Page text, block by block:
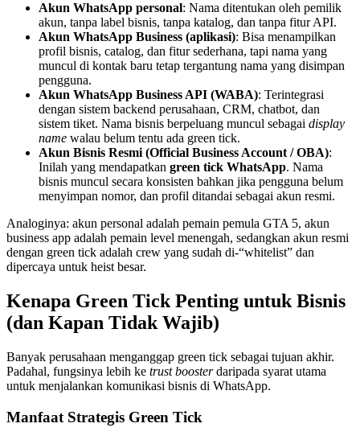
Akun WhatsApp personal: Nama ditentukan oleh pemilik
akun, tanpa label bisnis, tanpa katalog, dan tanpa fitur API.
Akun WhatsApp Business (aplikasi): Bisa menampilkan
profil bisnis, catalog, dan fitur sederhana, tapi nama yang
muncul di kontak baru tetap tergantung nama yang disimpan
pengguna.
Akun WhatsApp Business API (WABA): Terintegrasi
dengan sistem backend perusahaan, CRM, chatbot, dan
sistem tiket. Nama bisnis berpeluang muncul sebagai display
name walau belum tentu ada green tick.
Akun Bisnis Resmi (Official Business Account / OBA):
Inilah yang mendapatkan green tick WhatsApp. Nama
bisnis muncul secara konsisten bahkan jika pengguna belum
menyimpan nomor, dan profil ditandai sebagai akun resmi.
Analoginya: akun personal adalah pemain pemula GTA 5, akun
business app adalah pemain level menengah, sedangkan akun resmi
dengan green tick adalah crew yang sudah di-“whitelist” dan
dipercaya untuk heist besar.
Kenapa Green Tick Penting untuk Bisnis
(dan Kapan Tidak Wajib)
Banyak perusahaan menganggap green tick sebagai tujuan akhir.
Padahal, fungsinya lebih ke trust boosterdaripada syarat utama
untuk menjalankan komunikasi bisnis di WhatsApp.
Manfaat Strategis Green Tick